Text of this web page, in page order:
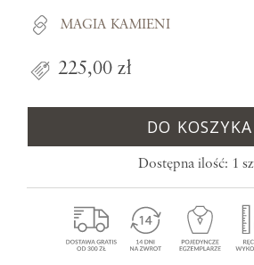
MAGIA KAMIENI
225,00 zł
DO KOSZYKA
Dostępna ilość: 1